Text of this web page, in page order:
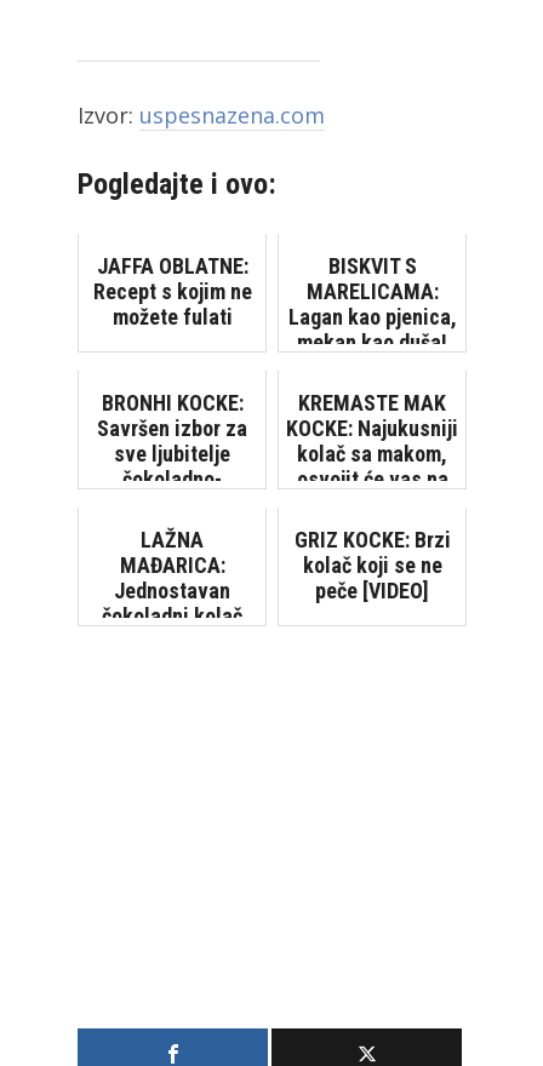
Izvor: uspesnazena.com
Pogledajte i ovo:
JAFFA OBLATNE:
Recept s kojim ne
možete fulati
BISKVIT S
MARELICAMA:
Lagan kao pjenica,
mekan kao duša!
BRONHI KOCKE:
Savršen izbor za
sve ljubitelje
čokoladno-
KREMASTE MAK
KOCKE: Najukusniji
kolač sa makom,
osvojit će vas na
[VIDEO]
LAŽNA
MAĐARICA:
Jednostavan
čokoladni kolač
GRIZ KOCKE: Brzi
kolač koji se ne
peče [VIDEO]